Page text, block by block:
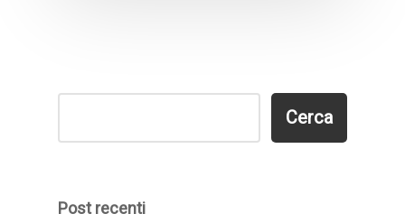
Cerca
Post recenti